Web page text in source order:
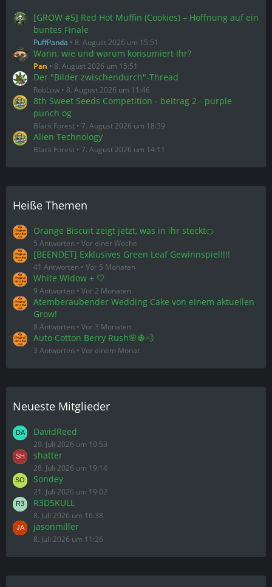
[GROW #5] Red Hot Muffin (Cookies) – Hoffnung auf ein
buntes Finale
PuffPanda 8. August 2026 um 15:51
Wann, wie und warum konsumiert Ihr?
Pan 8. August 2026 um 15:51
Der "Bilder zwischendurch"-Thread
RobLow 8. August 2026 um 11:46
8th Sweet Seeds Competition - beitrag 2 - purple
punch og
Black Forest 7. August 2026 um 18:39
Alien Technology
Black Forest 7. August 2026 um 14:11
Heiße Themen
Orange Biscuit zeigt jetzt, was in ihr steckt🍊
5 Antworten Vor einer Woche
[BEENDET] Exklusives Green Leaf Gewinnspiel!!!!
41 Antworten Vor 5 Monaten
White Widow + 🤍
9 Antworten Vor 2 Monaten
Atemberaubender Wedding Cake von einem aktuellen
Grow!
8 Antworten Vor 3 Monaten
Auto Cotton Berry Rush🌸🍇💨
3 Antworten Vor einem Monat
Neueste Mitglieder
DavidReed
29. Juli 2026 um 10:53
shatter
28. Juli 2026 um 19:14
Sondey
21. Juli 2026 um 19:02
R3D5KULL
8. Juli 2026 um 16:38
jasonmiller
8. Juli 2026 um 11:26